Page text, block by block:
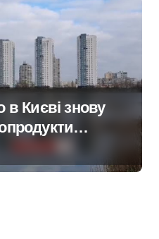
в Києві знову
після
серпня